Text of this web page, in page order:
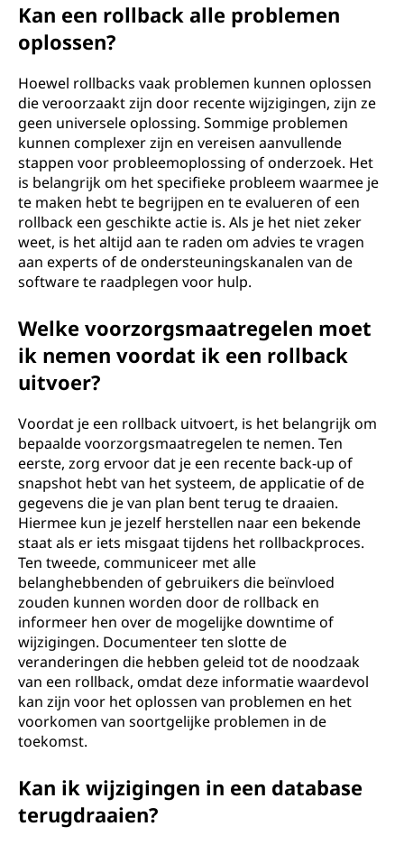
Kan een rollback alle problemen
oplossen?
Hoewel rollbacks vaak problemen kunnen oplossen
die veroorzaakt zijn door recente wijzigingen, zijn ze
geen universele oplossing. Sommige problemen
kunnen complexer zijn en vereisen aanvullende
stappen voor probleemoplossing of onderzoek. Het
is belangrijk om het specifieke probleem waarmee je
te maken hebt te begrijpen en te evalueren of een
rollback een geschikte actie is. Als je het niet zeker
weet, is het altijd aan te raden om advies te vragen
aan experts of de ondersteuningskanalen van de
software te raadplegen voor hulp.
Welke voorzorgsmaatregelen moet
ik nemen voordat ik een rollback
uitvoer?
Voordat je een rollback uitvoert, is het belangrijk om
bepaalde voorzorgsmaatregelen te nemen. Ten
eerste, zorg ervoor dat je een recente back-up of
snapshot hebt van het systeem, de applicatie of de
gegevens die je van plan bent terug te draaien.
Hiermee kun je jezelf herstellen naar een bekende
staat als er iets misgaat tijdens het rollbackproces.
Ten tweede, communiceer met alle
belanghebbenden of gebruikers die beïnvloed
zouden kunnen worden door de rollback en
informeer hen over de mogelijke downtime of
wijzigingen. Documenteer ten slotte de
veranderingen die hebben geleid tot de noodzaak
van een rollback, omdat deze informatie waardevol
kan zijn voor het oplossen van problemen en het
voorkomen van soortgelijke problemen in de
toekomst.
Kan ik wijzigingen in een database
terugdraaien?